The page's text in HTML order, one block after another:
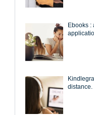
Ebooks
distance.